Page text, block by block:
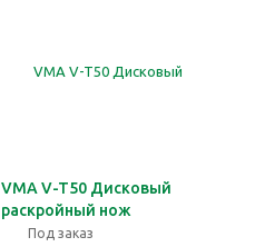
VMA V-T50 Дисковый
раскройный нож
Под заказ